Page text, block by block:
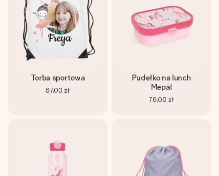
Torba sportowa
67,00 zł
Pudełko na lunch
Mepal
76,00 zł